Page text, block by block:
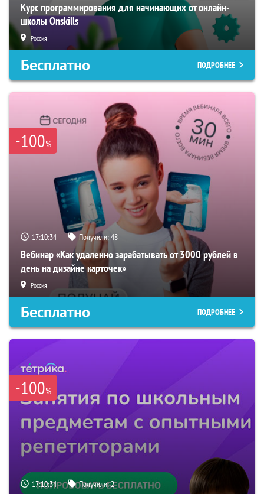
Курс программирования для начинающих от онлайн-
школы Onskills
Россия
Бесплатно ПОДРОБНЕЕ
-100%
17:10:33 Получили:48
Вебинар «Как удаленно зарабатывать от 3000 рублей в
день на дизайне карточек»
Россия
Бесплатно ПОДРОБНЕЕ
-100%
17:10:33 Получили:2